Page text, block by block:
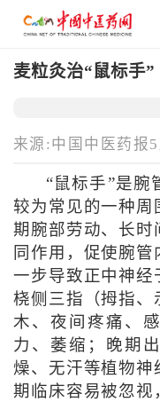
麦粒灸治“鼠标手”
来源:中国中医药报5
“鼠标手”是腕
较为常见的一种周
期腕部劳动、长时
同作用，促使腕
一步导致正中神经
桡侧三指（拇指、
木、夜间疼痛、
力、萎缩；晚期
燥、无汗等植物神
期临床容易被忽视